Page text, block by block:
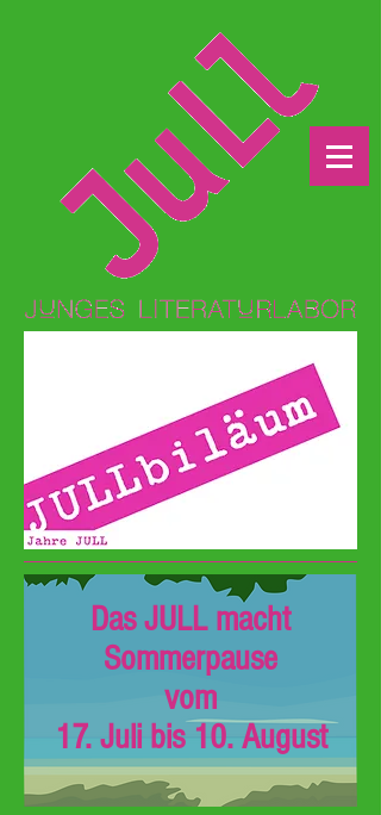
Das JULL macht
Sommerpause
vom
17. Juli bis 10. August